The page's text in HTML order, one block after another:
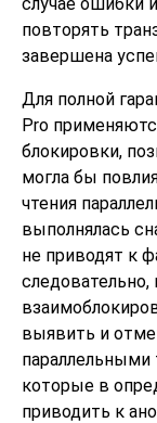
повторять
завершена
Для полной
Pro
блокировки,
могла бы
чтения
выполнялась
не приводят к
выявить и
параллельными
которые в
приводить к